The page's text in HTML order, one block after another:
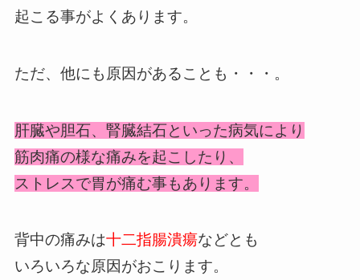
起こる事がよくあります。
ただ、他にも原因があることも・・・。
肝臓や胆石、腎臓結石といった病気により
筋肉痛の様な痛みを起こしたり、
ストレスで胃が痛む事もあります。
背中の痛みは十二指腸潰瘍などとも
いろいろな原因がおこります。